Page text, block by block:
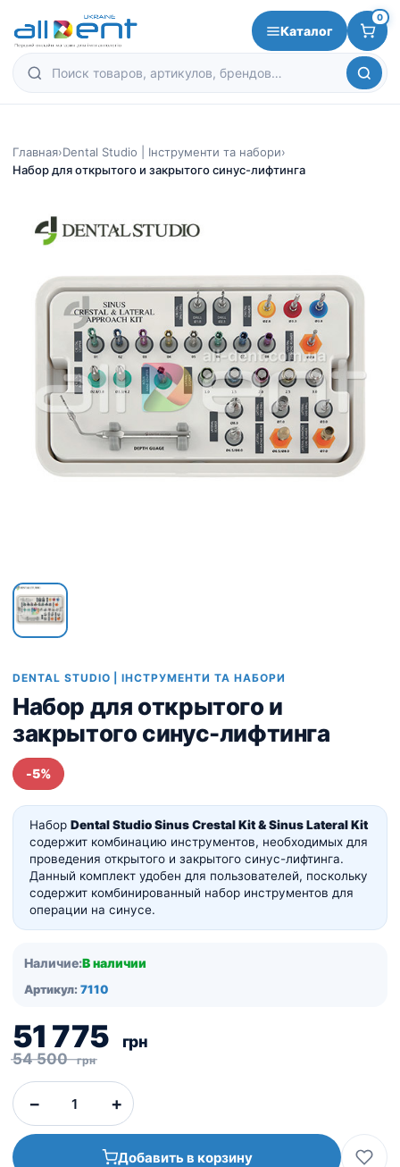
Каталог
0
Главная›Dental Studio | Інструменти та набори›
Набор для открытого и закрытого синус-лифтинга
DENTAL STUDIO | ІНСТРУМЕНТИ ТА НАБОРИ
Набор для открытого и
закрытого синус-лифтинга
-5%
Набор Dental Studio Sinus Crestal Kit & Sinus Lateral Kit
содержит комбинацию инструментов, необходимых для
проведения открытого и закрытого синус-лифтинга.
Данный комплект удобен для пользователей, поскольку
содержит комбинированный набор инструментов для
операции на синусе.
Наличие:В наличии
Артикул: 7110
54 500 грн
Первоначальная
цена
составляла
54
500
51 775 грн
Текущая
цена:
51
775
грн.
− +
Добавить в корзину